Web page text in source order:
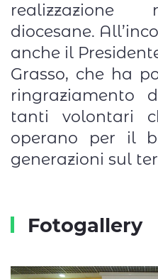
realizzazione
diocesane.
anche il
Grasso, che ha
ringraziamento
tanti volontari
operano per il
generazioni sul
Fotogallery